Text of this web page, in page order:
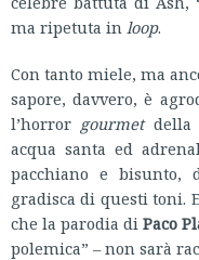
ma ripetuta in loop.
Con tanto miele, ma
sapore, davvero, è
l’horror gourmet della
acqua santa ed
pacchiano e bisunto,
gradisca di questi toni.
che la parodia di Paco
polemica” – non sarà